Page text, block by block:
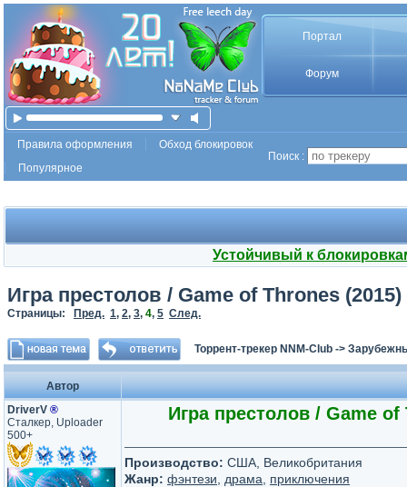
Портал
Форум
Правила оформления
Обход блокировок
Популярное
Поиск :
Устойчивый к
Игра престолов / Game of Thrones
Страницы: Пред. 1, 2, 3, 4, 5 След.
Торрент-трекер NNM-Club ->
Автор
DriverV ®
Сталкер, Uploader
500+
Игра престолов / Game of
Производство: США, Великобритания
Жанр: фэнтези драма приключения